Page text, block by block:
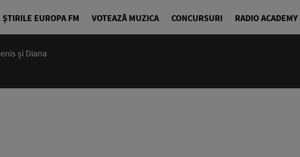
ȘTIRILE EUROPA FM VOTEAZĂ MUZICA CONCURSURI RADIO ACADEMY
și Diana